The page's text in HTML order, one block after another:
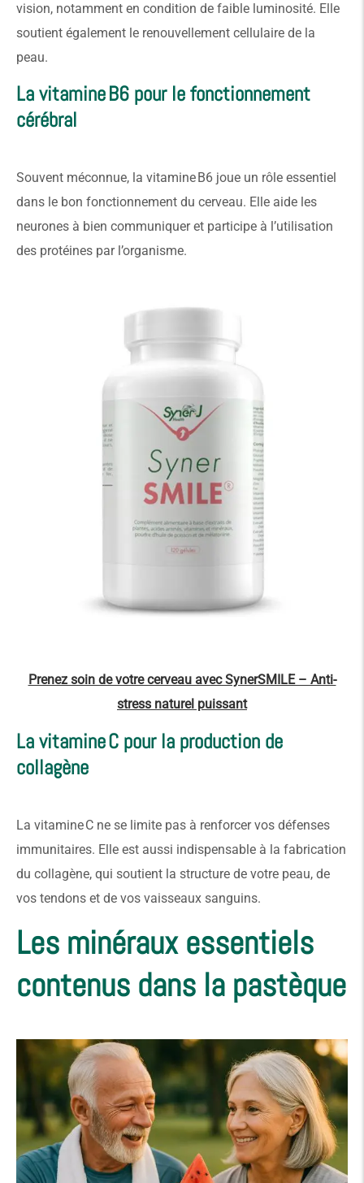
vision, notamment en condition de faible luminosité. Elle
soutient également le renouvellement cellulaire de la
peau.
La vitamine B6 pour le fonctionnement
cérébral
Souvent méconnue, la vitamine B6 joue un rôle essentiel
dans le bon fonctionnement du cerveau. Elle aide les
neurones à bien communiquer et participe à l’utilisation
des protéines par l’organisme.
Prenez soin de votre cerveau avec SynerSMILE – Anti-
stress naturel puissant
La vitamine C pour la production de
collagène
La vitamine C ne se limite pas à renforcer vos défenses
immunitaires. Elle est aussi indispensable à la fabrication
du collagène, qui soutient la structure de votre peau, de
vos tendons et de vos vaisseaux sanguins.
Les minéraux essentiels
contenus dans la pastèque